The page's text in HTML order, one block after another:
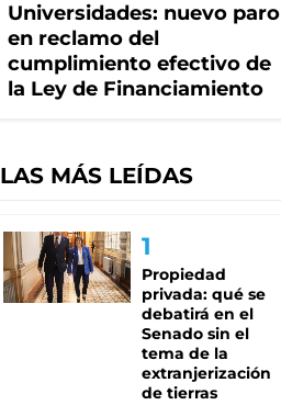
Universidades: nuevo paro
en reclamo del
cumplimiento efectivo de
la Ley de Financiamiento
LAS MÁS LEÍDAS
Propiedad
privada: qué se
debatirá en el
Senado sin el
tema de la
extranjerización
de tierras